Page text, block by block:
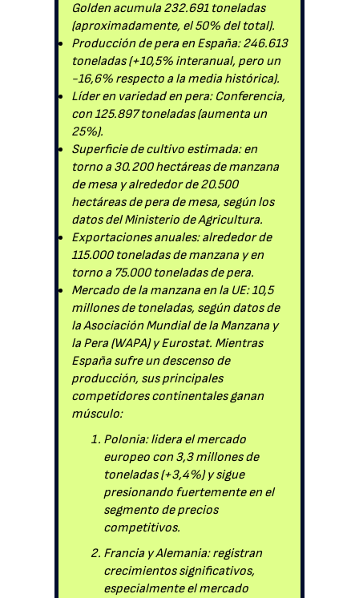
Golden acumula 232.691 toneladas
(aproximadamente, el 50% del total).
Producción de pera en España: 246.613
toneladas (+10,5% interanual, pero un
-16,6% respecto a la media histórica).
Líder en variedad en pera: Conferencia,
con 125.897 toneladas (aumenta un
25%).
Superficie de cultivo estimada: en
torno a 30.200 hectáreas de manzana
de mesa y alrededor de 20.500
hectáreas de pera de mesa, según los
datos del Ministerio de Agricultura.
Exportaciones anuales: alrededor de
115.000 toneladas de manzana y en
torno a 75.000 toneladas de pera.
Mercado de la manzana en la UE: 10,5
millones de toneladas, según datos de
la Asociación Mundial de la Manzana y
la Pera (WAPA) y Eurostat. Mientras
España sufre un descenso de
producción, sus principales
competidores continentales ganan
músculo:
Polonia: lidera el mercado
europeo con 3,3 millones de
toneladas (+3,4%) y sigue
presionando fuertemente en el
segmento de precios
competitivos.
Francia y Alemania: registran
crecimientos significativos,
especialmente el mercado